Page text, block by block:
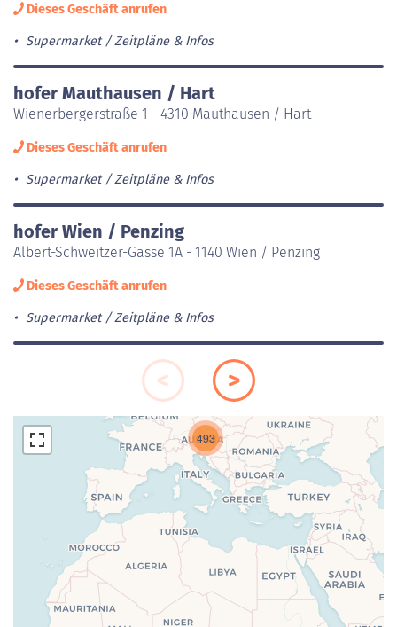
Dieses Geschäft anrufen
Supermarket Zeitpläne & Infos
hofer Mauthausen / Hart
Wienerbergerstraße 1 - 4310 Mauthausen / Hart
Dieses Geschäft anrufen
Supermarket Zeitpläne & Infos
hofer Wien / Penzing
Albert-Schweitzer-Gasse 1A - 1140 Wien / Penzing
Dieses Geschäft anrufen
Supermarket Zeitpläne & Infos
Laden der Karte...
493